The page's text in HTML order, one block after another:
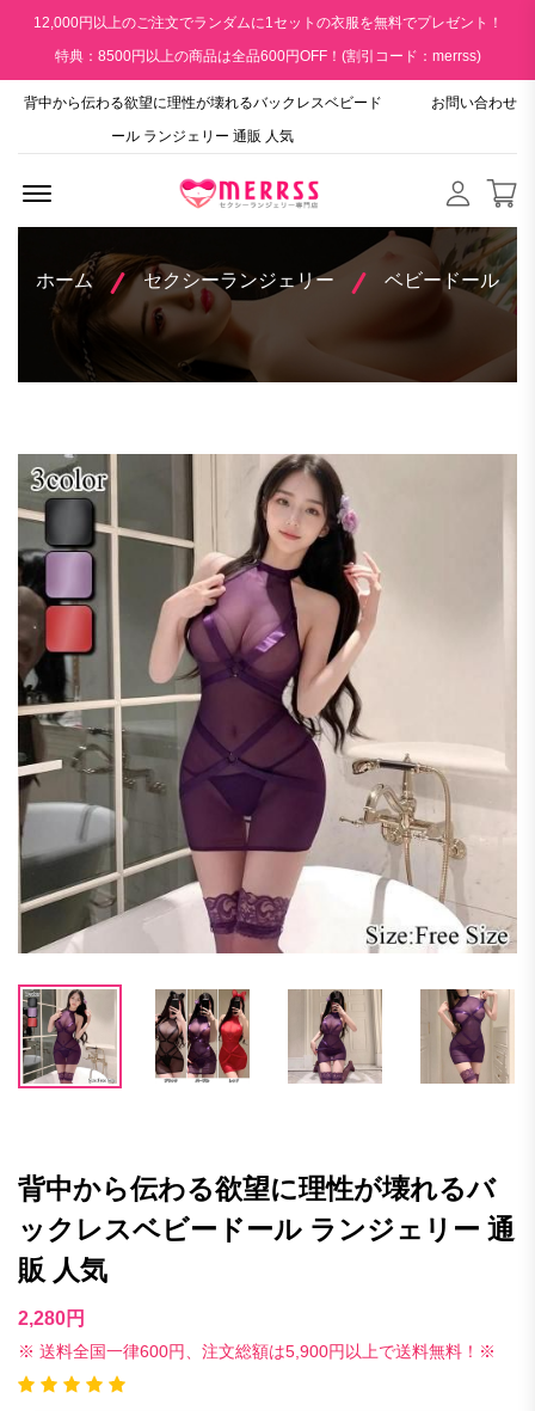
12,000円以上のご注文でランダムに1セットの衣服を無料でプレゼント！
特典：8500円以上の商品は全品600円OFF！(割引コード：merrss)
背中から伝わる欲望に理性が壊れるバックレスベビード
ール ランジェリー 通販 人気
お問い合わせ
ホーム セクシーランジェリー ベビードール
背中から伝わる欲望に理性が壊れるバ
ックレスベビードール ランジェリー 通
販 人気
2,280円
※ 送料全国一律600円、注文総額は5,900円以上で送料無料！※